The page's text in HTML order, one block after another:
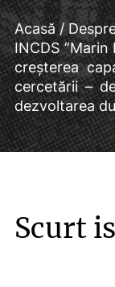
Acasă /
INCDS
creşterea
cercetării –
dezvoltarea
Scurt